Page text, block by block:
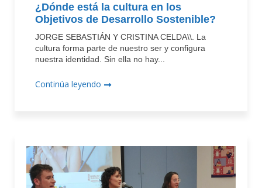
¿Dónde está la cultura en los
Objetivos de Desarrollo Sostenible?
JORGE SEBASTIÁN Y CRISTINA CELDA\\. La
cultura forma parte de nuestro ser y configura
nuestra identidad. Sin ella no hay...
Continúa leyendo